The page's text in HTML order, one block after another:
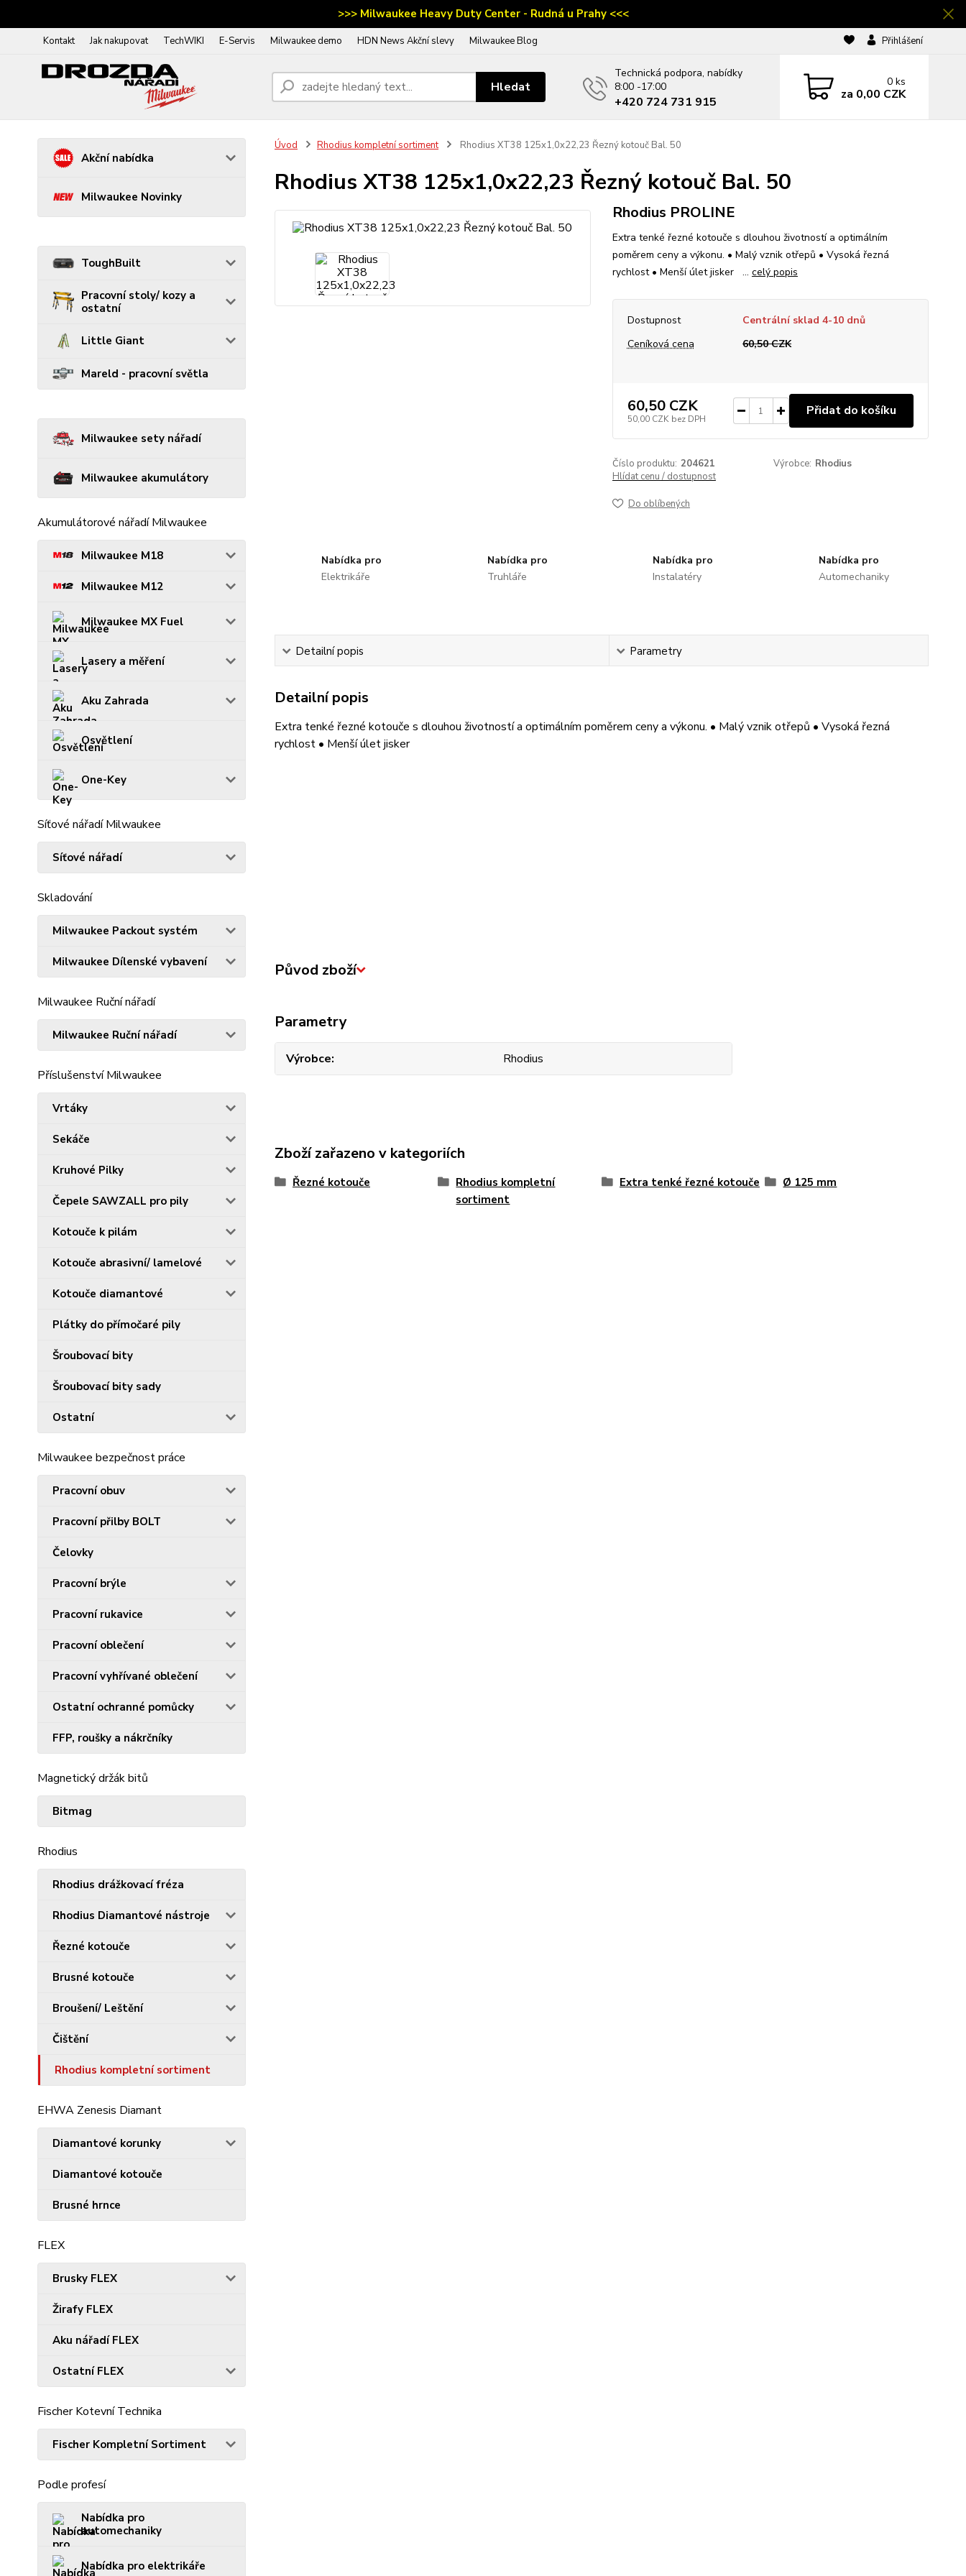
>>> Milwaukee Heavy Duty Center - Rudná u Prahy <<<
Kontakt Jak nakupovat TechWIKI E-Servis Milwaukee demo HDN News Akční slevy Milwaukee Blog Přihlášení
Hledat
Technická podpora, nabídky
8:00 -17:00
‭+420 724 731 915
0 ks
za 0,00 CZK
Akční nabídka
Milwaukee Novinky
ToughBuilt
Pracovní stoly/ kozy a
ostatní
Little Giant
Mareld - pracovní světla
Milwaukee sety nářadí
Milwaukee akumulátory
Akumulátorové nářadí Milwaukee
Milwaukee M18
Milwaukee M12
Milwaukee MX Fuel
Lasery a měření
Aku Zahrada
Osvětlení
One-Key
Síťové nářadí Milwaukee
Síťové nářadí
Skladování
Milwaukee Packout systém
Milwaukee Dílenské vybavení
Milwaukee Ruční nářadí
Milwaukee Ruční nářadí
Příslušenství Milwaukee
Vrtáky
Sekáče
Kruhové Pilky
Čepele SAWZALL pro pily
Kotouče k pilám
Kotouče abrasivní/ lamelové
Kotouče diamantové
Plátky do přímočaré pily
Šroubovací bity
Šroubovací bity sady
Ostatní
Milwaukee bezpečnost práce
Pracovní obuv
Pracovní přilby BOLT
Čelovky
Pracovní brýle
Pracovní rukavice
Pracovní oblečení
Pracovní vyhřívané oblečení
Ostatní ochranné pomůcky
FFP, roušky a nákrčníky
Magnetický držák bitů
Bitmag
Rhodius
Rhodius drážkovací fréza
Rhodius Diamantové nástroje
Řezné kotouče
Brusné kotouče
Broušení/ Leštění
Čištění
Rhodius kompletní sortiment
EHWA Zenesis Diamant
Diamantové korunky
Diamantové kotouče
Brusné hrnce
FLEX
Brusky FLEX
Žirafy FLEX
Aku nářadí FLEX
Ostatní FLEX
Fischer Kotevní Technika
Fischer Kompletní Sortiment
Podle profesí
Nabídka pro
automechaniky
Nabídka pro elektrikáře
Úvod Rhodius kompletní sortiment Rhodius XT38 125x1,0x22,23 Řezný kotouč Bal. 50
Rhodius XT38 125x1,0x22,23 Řezný kotouč Bal. 50
Rhodius PROLINE
Extra tenké řezné kotouče s dlouhou životností a optimálním
poměrem ceny a výkonu. • Malý vznik otřepů • Vysoká řezná
rychlost • Menší úlet jisker ... celý popis
Dostupnost
Centrální sklad 4-10 dnů
Ceníková cena
60,50 CZK
60,50 CZK
50,00 CZK bez DPH
Přidat do košíku
Číslo produktu: 204621 Výrobce: Rhodius
Hlídat cenu / dostupnost
Do oblíbených
Nabídka pro
Elektrikáře
Nabídka pro
Truhláře
Nabídka pro
Instalatéry
Nabídka pro
Automechaniky
Detailní popis Parametry
Detailní popis
Extra tenké řezné kotouče s dlouhou životností a optimálním poměrem ceny a výkonu. • Malý vznik otřepů • Vysoká řezná
rychlost • Menší úlet jisker
Původ zboží
Parametry
Výrobce Rhodius
Zboží zařazeno v kategoriích
Řezné kotouče
Rhodius kompletní
sortiment
Extra tenké řezné kotouče Ø 125 mm